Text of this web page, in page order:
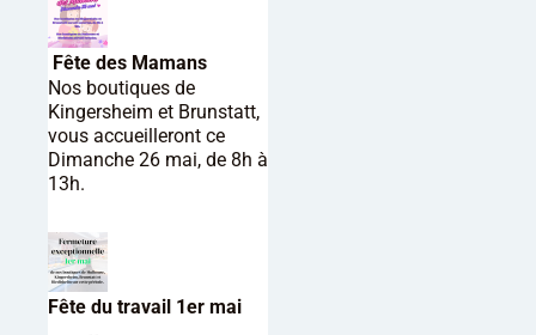
Fête des Mamans
Nos boutiques de
Kingersheim et Brunstatt,
vous accueilleront ce
Dimanche 26 mai, de 8h à
13h.
Fête du travail 1er mai